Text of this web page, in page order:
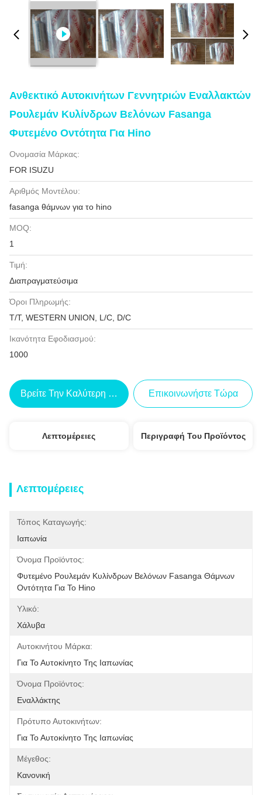
Ανθεκτικό Αυτοκινήτων Γεννητριών Εναλλακτών
Ρουλεμάν Κυλίνδρων Βελόνων Fasanga
Φυτεμένο Οντότητα Για Hino
Ονομασία Μάρκας:
FOR ISUZU
Αριθμός Μοντέλου:
fasanga θάμνων για το hino
MOQ:
1
Τιμή:
Διαπραγματεύσιμα
Όροι Πληρωμής:
T/T, WESTERN UNION, L/C, D/C
Ικανότητα Εφοδιασμού:
1000
Βρείτε Την Καλύτερη Τιμή Επικοινωνήστε Τώρα
Λεπτομέρειες Περιγραφή Του Προϊόντος
Λεπτομέρειες
Τόπος Καταγωγής:
Ιαπωνία
Όνομα Προϊόντος:
Φυτεμένο Ρουλεμάν Κυλίνδρων Βελόνων Fasanga Θάμνων
Οντότητα Για Το Hino
Υλικό:
Χάλυβα
Αυτοκινήτου Μάρκα:
Για Το Αυτοκίνητο Της Ιαπωνίας
Όνομα Προϊόντος:
Εναλλάκτης
Πρότυπο Αυτοκινήτων:
Για Το Αυτοκίνητο Της Ιαπωνίας
Μέγεθος:
Κανονική